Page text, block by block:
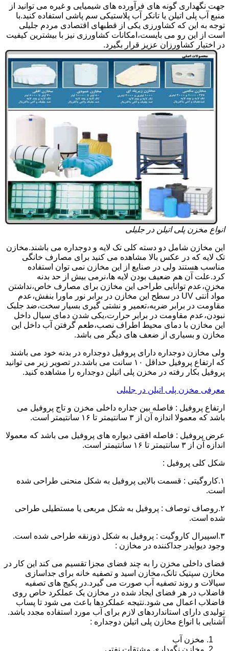
جهت نگهداری گونه های فرآورده های شیمیایی و غیره می توانید از
منبع آب پلی اتیلن یا تانکر آب پلاستیکی سم پاشی استفاده کنید.با
توجه به این که کشاورزی یکی از قطبهای اقتصادی مردم جلیلی
است از این رو می بایست،امکانات کشاورزی نیز با بیشترین کیفیت
در اختیار کشاورزان عزیز قرار بگیرد.
انواع مخزن پلی اتیلن در جلیلی
این مخازن شامل دو دسته کلی تک لایه و دوجداره می باشند.مخازن
تک لایه که در عکس بالا مشاهده می کنید برای مصارف خانگی
مناسب هستند ولی در صنایع از این مخازن نمی توان استفاده
کرد.علت آن هم ضعیف بودن لایه ها،نرمی بیش از حد بدنه
مخزن،عدم توانایی طراحی این مخازن برای مصارف خاص،نداشتن
مواد آنتی UV در سطح این مخازن در برابر نور ماورا بنفش،عدم
مقاومت در برابر ضربه،تعمیر و نشتی گیری بسیار سخت،ضد جلبک
نبودن،عدم مقاومت در برابر حرارت،یکی شدن دمای سیال داخل
این مخازن با دمای محیط اطراف نصب،طعم گرفتن آب داخل این
مخازن و بسیاری از ضعف های دیگر می باشد.
ولی مخازن دوجداره دارای پروفیل دوجداره در بدنه خود می باشند
که ارتفاع پروفیل حداقل ۱۰ سانت می باشد.در تصویر زیر می توانید
پروفیل بکار رفته در مخزن پلی اتیلن دوجداره را مشاهده کنید.
معرفی مخزن پلی اتیلن در جلیلی
ارتفاع پروفیل : فاصله بین جداره داخلی مخزن و تاج پروفیل می
باشد که معمولا اندازه آن از ۳ سانتیمتر تا ۱۶ سانتیمتر است.
عرض پروفیل : فاصله افقی دیواره های پروفیل می باشد که معمولا
اندازه آن از ۳ سانتیمتر تا ۱۶ سانتیمتر است.
شکل کلی پروفیل :
۱.کاروگیتی : قسمت بالایی پروفیل به شکل منحنی طراحی شده
است.
۲.روصاف توصاف : پروفیل به شکل مربعی یا مستطیلی طراحی
شده است.
۳.اسپیرال کاروگیت : پروفیل به شکل ذوزنقه طراحی شده است.
وجود دیوایدر جداکننده در مخازن :
فضای داخلی مخزن را به چند فضای مجزا تقسیم می کند این کار در
مخازن سپتیک تانک،مخازن اسید و تصفیه خانه برای جداسازی
سیالات و روند تصفیه آب صورت می گیرد.در پکیج های تصفیه
فاضلاب در هر فضای ایجاد شده در مخازن یک عملکرد خاص روی
فاضلاب اعمال می شود.نتیجه عملکردها باعث می شود تا پساب
تولیدی دارای استانداردهای لازم برای آب مورد استفاده مجدد باشد.
آشنایی با انواع مخازن پلی اتیلن دوجداره :
مخزن آب
مخازن نگهداری مشتقات نفتی